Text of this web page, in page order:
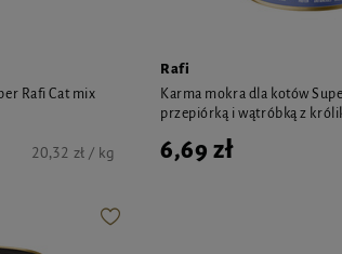
Rafi Cat mix
20,32 zł / kg
Rafi
Karma mokra dla kotów
przepiórką i wątróbką z
6,69 zł